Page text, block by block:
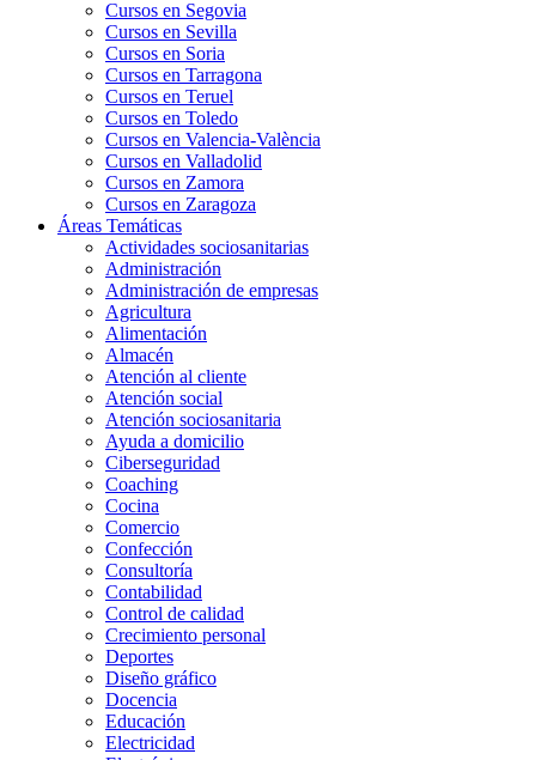
Cursos en Segovia
Cursos en Sevilla
Cursos en Soria
Cursos en Tarragona
Cursos en Teruel
Cursos en Toledo
Cursos en Valencia-València
Cursos en Valladolid
Cursos en Zamora
Cursos en Zaragoza
Áreas Temáticas
Actividades sociosanitarias
Administración
Administración de empresas
Agricultura
Alimentación
Almacén
Atención al cliente
Atención social
Atención sociosanitaria
Ayuda a domicilio
Ciberseguridad
Coaching
Cocina
Comercio
Confección
Consultoría
Contabilidad
Control de calidad
Crecimiento personal
Deportes
Diseño gráfico
Docencia
Educación
Electricidad